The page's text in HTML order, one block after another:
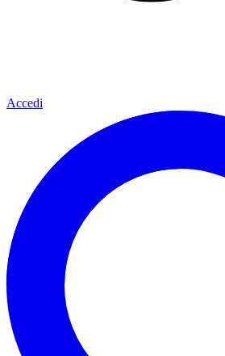
Accedi